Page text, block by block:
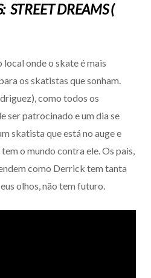
DREAMS (
local onde o skate é mais
os skatistas que sonham.
como todos os
ser patrocinado e um dia se
skatista que está no auge e
o mundo contra ele. Os pais,
como Derrick tem tanta
olhos, não tem futuro.